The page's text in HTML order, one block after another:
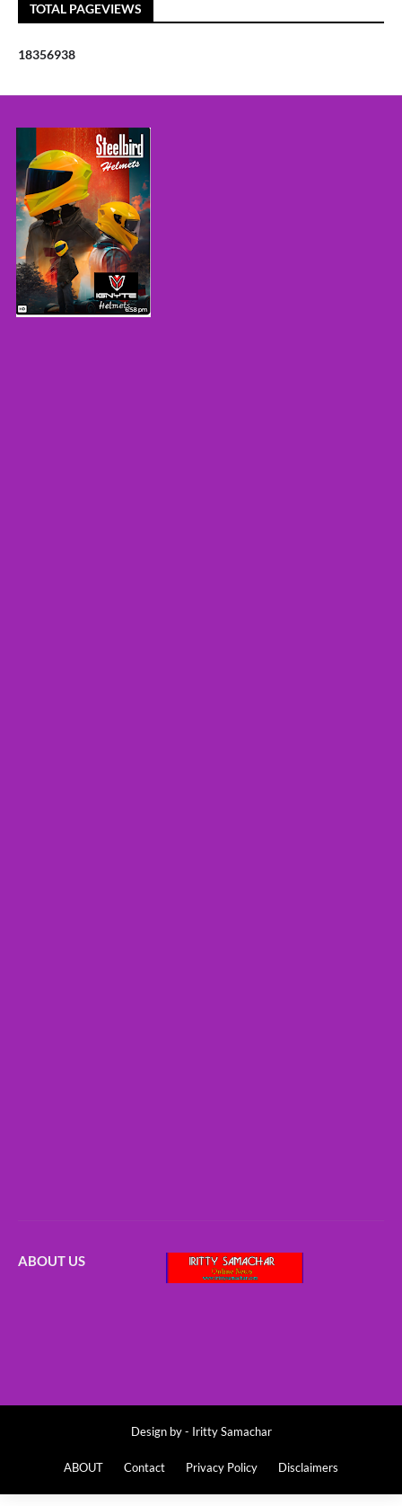
TOTAL PAGEVIEWS
18356938
ABOUT US
Design by - Iritty Samachar
ABOUT Contact Privacy Policy Disclaimers